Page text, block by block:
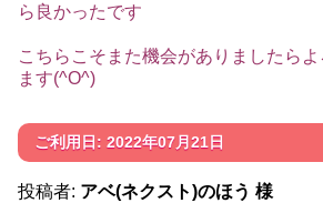
ら良かったです
こちらこそまた機会がありましたら
ます(^O^)
ご利用日: 2022年07月21日
投稿者: アベ(ネクスト)のほう 様